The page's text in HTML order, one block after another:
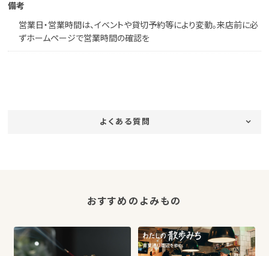
備考
営業日・営業時間は、イベントや貸切予約等により変動。来店前に必
ずホームページで営業時間の確認を
よくある質問
おすすめのよみもの